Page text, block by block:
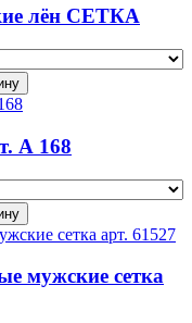
лён СЕТКА
А 168
мужские сетка